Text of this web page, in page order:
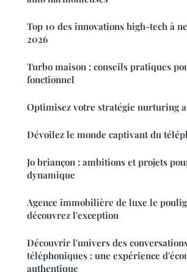
Top 10 des innovations high-tech à
2026
Turbo maison : conseils pratiques
fonctionnel
Optimisez votre stratégie nurturing
Dévoilez le monde captivant du
Jo briançon : ambitions et projets
dynamique
Agence immobilière de luxe le
découvrez l'exception
Découvrir l'univers des
téléphoniques : une expérience
authentique